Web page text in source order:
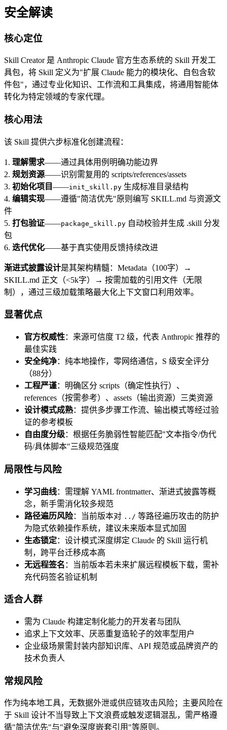
安全解读
核心定位
Skill Creator 是 Anthropic Claude 官方生态系统的 Skill 开发工
具包，将 Skill 定义为"扩展 Claude 能力的模块化、自包含软
件包"，通过专业化知识、工作流和工具集成，将通用智能体
转化为特定领域的专家代理。
核心用法
该 Skill 提供六步标准化创建流程：
1. 理解需求——通过具体用例明确功能边界
2. 规划资源——识别需复用的 scripts/references/assets
3. 初始化项目——init_skill.py 生成标准目录结构
4. 编辑实现——遵循"简洁优先"原则编写 SKILL.md 与资源文
件
5. 打包验证——package_skill.py 自动校验并生成 .skill 分发
包
6. 迭代优化——基于真实使用反馈持续改进
渐进式披露设计是其架构精髓：Metadata（100字）→
SKILL.md 正文（<5k字）→ 按需加载的引用文件（无限
制），通过三级加载策略最大化上下文窗口利用效率。
显著优点
官方权威性：来源可信度 T2 级，代表 Anthropic 推荐的
最佳实践
安全纯净：纯本地操作，零网络通信，S 级安全评分
（88分）
工程严谨：明确区分 scripts（确定性执行）、
references（按需参考）、assets（输出资源）三类资源
设计模式成熟：提供多步骤工作流、输出模式等经过验
证的参考模板
自由度分级：根据任务脆弱性智能匹配"文本指令/伪代
码/具体脚本"三级规范强度
局限性与风险
学习曲线：需理解 YAML frontmatter、渐进式披露等概
念，新手需消化较多规范
路径遍历风险：当前版本对 ../ 等路径遍历攻击的防护
为隐式依赖操作系统，建议未来版本显式加固
生态锁定：设计模式深度绑定 Claude 的 Skill 运行机
制，跨平台迁移成本高
无远程签名 ：当前版本若未来扩展远程模板下载，需补
充代码签名验证机制
适合人群
需为 Claude 构建定制化能力的开发者与团队
追求上下文效率、厌恶重复造轮子的效率型用户
企业级场景需封装内部知识库、API 规范或品牌资产的
技术负责人
常规风险
作为纯本地工具，无数据外泄或供应链攻击风险；主要风险在
于 Skill 设计不当导致上下文浪费或触发逻辑混乱，需严格遵
循"简洁优先"与"避免深度嵌套引用"等原则。